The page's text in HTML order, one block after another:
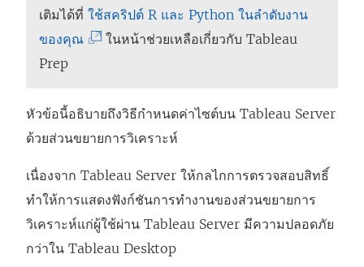
เติมได้ที่ ใช้สคริปต์ R และ Python ในลำดับงาน
ของคุณ(
ก์
จ
เ
ปิ
ด
ใ
ในหน้าช่วยเหลือเกี่ยวกับ Tableau
Prep
หัวข้อนี้อธิบายถึงวิธีกำหนดค่าไซต์บน Tableau Server
ด้วยส่วนขยายการวิเคราะห์
เนื่องจาก Tableau Server ให้กลไกการตรวจสอบสิทธิ์
ทำให้การแสดงฟังก์ชันการทำงานของส่วนขยายการ
วิเคราะห์แก่ผู้ใช้ผ่าน Tableau Server มีความปลอดภัย
กว่าใน Tableau Desktop